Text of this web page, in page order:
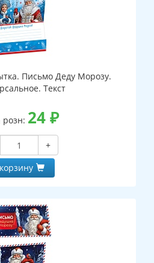
Письмо Деду Морозу.
Текст
розн: 24₽
+